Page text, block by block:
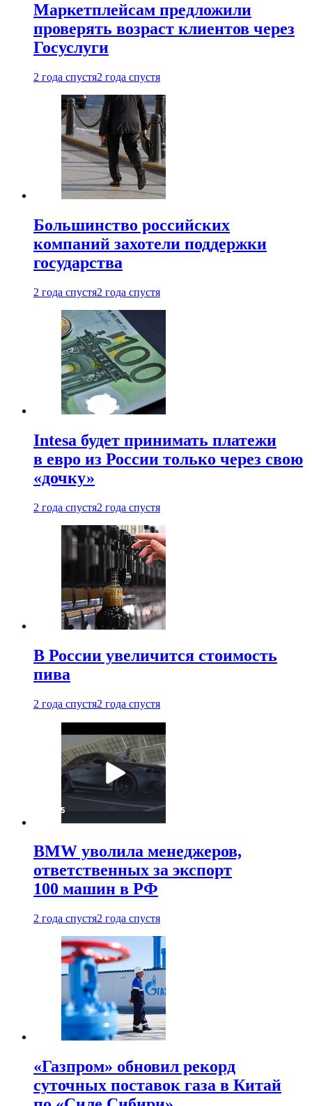
Маркетплейсам предложили
проверять возраст клиентов через
Госуслуги
2 года спустя2 года спустя
Большинство российских
компаний захотели поддержки
государства
2 года спустя2 года спустя
Intesa будет принимать платежи
в евро из России только через свою
«дочку»
2 года спустя2 года спустя
В России увеличится стоимость
пива
2 года спустя2 года спустя
BMW уволила менеджеров,
ответственных за экспорт
100 машин в РФ
2 года спустя2 года спустя
«Газпром» обновил рекорд
суточных поставок газа в Китай